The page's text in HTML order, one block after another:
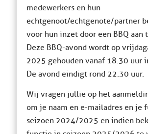
medewerkers en hun
echtgenoot/echtgenote/partner
voor hun inzet door een BBQ aan
Deze BBQ-avond wordt op
2025 gehouden vanaf 18.30 uur
De avond eindigt rond 22.30 uur.
Wij vragen jullie op het
om je naam en e-mailadres en je
seizoen 2024/2025 en indien